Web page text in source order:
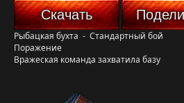
Скачать
Рыбацкая бухта - Стандартный бой
Поражение
Вражеская команда захватила базу